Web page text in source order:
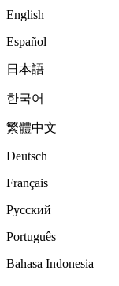
English
Español
日本語
한국어
繁體中文
Deutsch
Français
Русский
Português
Bahasa Indonesia